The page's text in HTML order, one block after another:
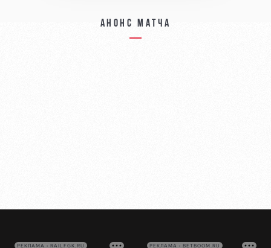
Анонс матча
РЕКЛАМА • RAILFGK.RU РЕКЛАМА • BETBOOM.RU